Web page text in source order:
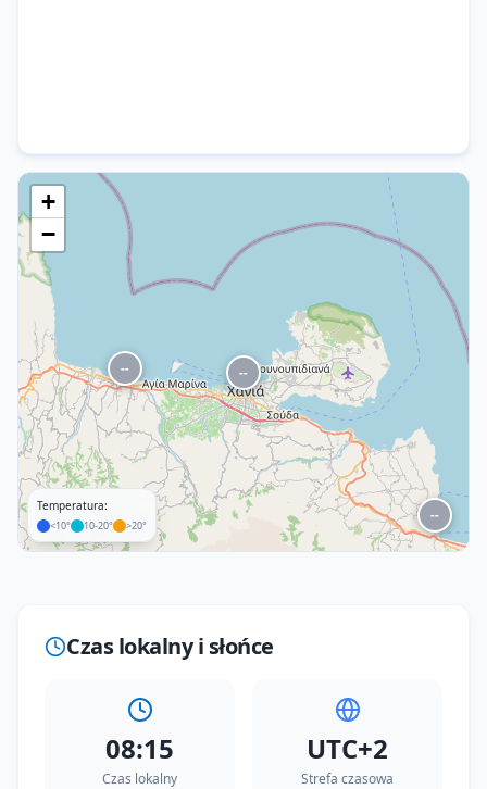
--
--
--
+
−
Temperatura:
<10° 10-20° >20°
Czas lokalny i słońce
08:15
Czas lokalny
UTC+2
Strefa czasowa